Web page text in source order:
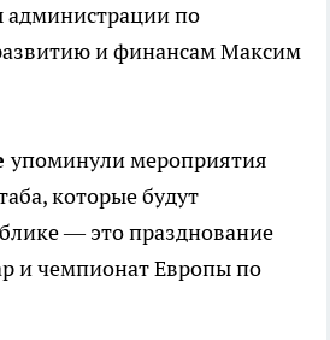
администрации по
и финансам Максим
упоминули мероприятия
которые будут
— это празднование
и чемпионат Европы по